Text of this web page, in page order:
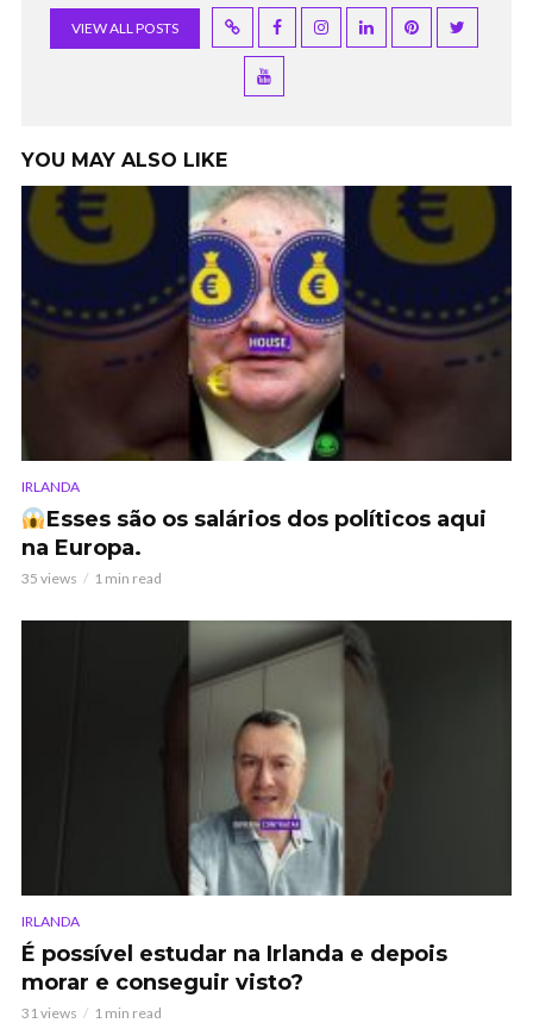
VIEW ALL POSTS
YOU MAY ALSO LIKE
IRLANDA
Esses são os salários dos políticos aqui
na Europa.
35 views 1 min read
IRLANDA
É possível estudar na Irlanda e depois
morar e conseguir visto?
31 views 1 min read